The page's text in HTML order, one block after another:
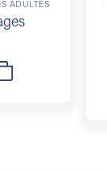
ADULTES